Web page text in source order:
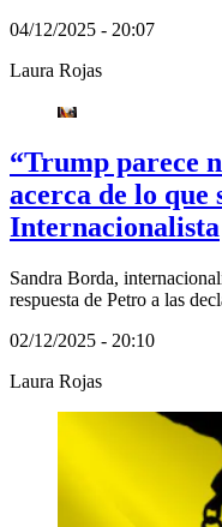
04/12/2025 - 20:07
Laura Rojas
“Trump parece
acerca de lo que
Internacionalista
Sandra Borda,
respuesta de Petro a las
02/12/2025 - 20:10
Laura Rojas